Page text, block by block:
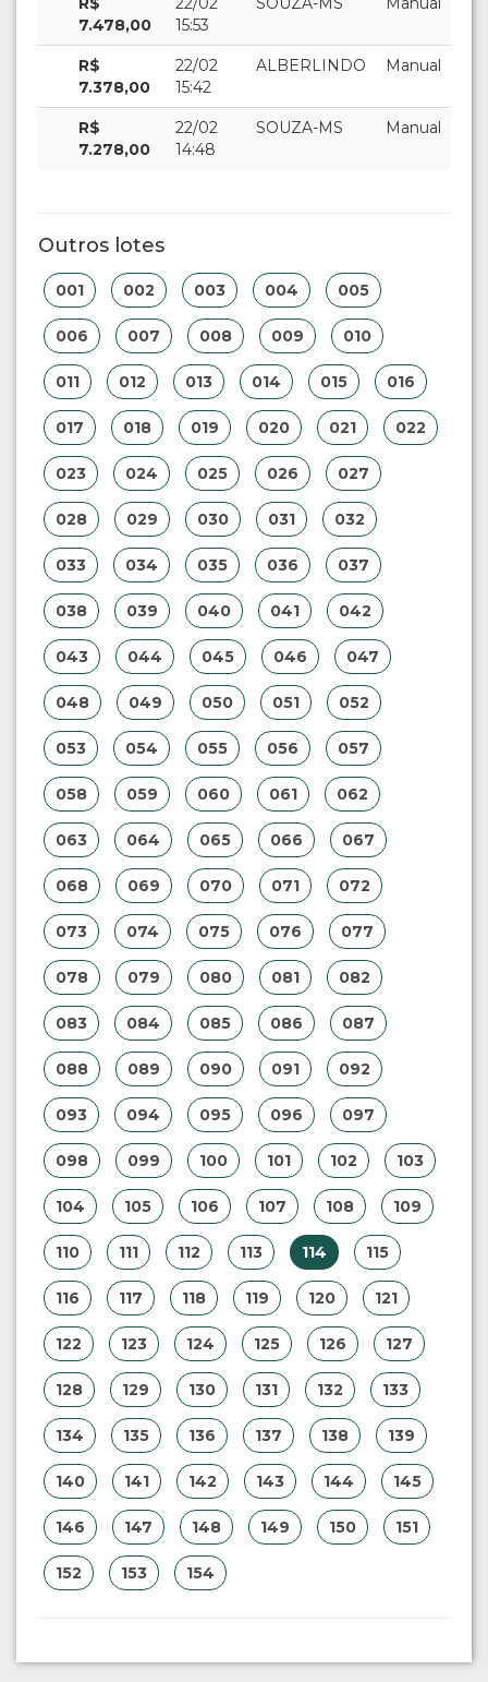
7.478,00
15:53
R$
7.378,00
22/02
15:42
ALBERLINDO Manual
R$
7.278,00
22/02
14:48
SOUZA-MS Manual
Outros lotes
001 002 003 004 005
006 007 008 009 010
011 012 013 014 015 016
017 018 019 020 021 022
023 024 025 026 027
028 029 030 031 032
033 034 035 036 037
038 039 040 041 042
043 044 045 046 047
048 049 050 051 052
053 054 055 056 057
058 059 060 061 062
063 064 065 066 067
068 069 070 071 072
073 074 075 076 077
078 079 080 081 082
083 084 085 086 087
088 089 090 091 092
093 094 095 096 097
098 099 100 101 102 103
104 105 106 107 108 109
110 111 112 113 114 115
116 117 118 119 120 121
122 123 124 125 126 127
128 129 130 131 132 133
134 135 136 137 138 139
140 141 142 143 144 145
146 147 148 149 150 151
152 153 154